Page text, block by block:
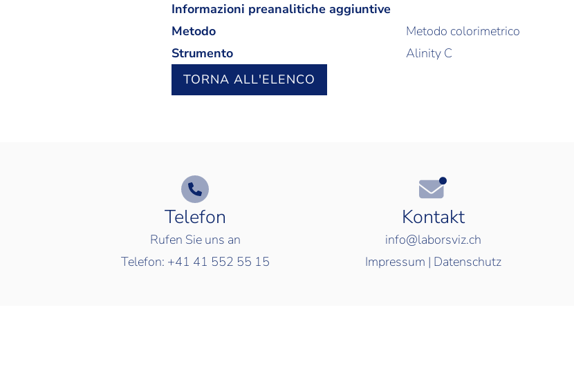
Informazioni preanalitiche aggiuntive
Metodo
Metodo colorimetrico
Strumento
Alinity C
TORNA ALL'ELENCO
Telefon
Rufen Sie uns an
Telefon: +41 41 552 55 15
Kontakt
info@laborsviz.ch
Impressum | Datenschutz